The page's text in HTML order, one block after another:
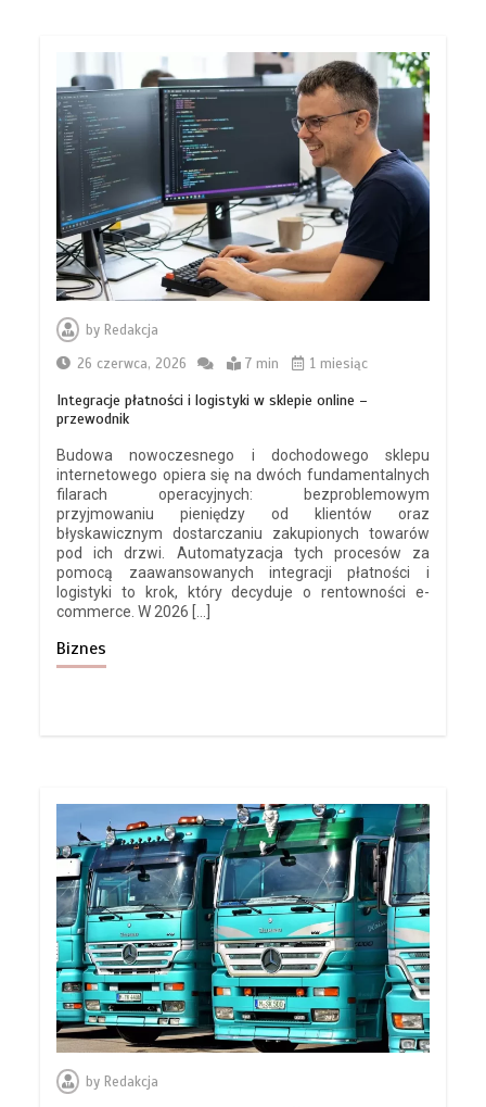
by Redakcja
26 czerwca, 2026
7 min 1 miesiąc
Integracje płatności i logistyki w sklepie online –
przewodnik
Budowa nowoczesnego i dochodowego sklepu
internetowego opiera się na dwóch fundamentalnych
filarach operacyjnych: bezproblemowym
przyjmowaniu pieniędzy od klientów oraz
błyskawicznym dostarczaniu zakupionych towarów
pod ich drzwi. Automatyzacja tych procesów za
pomocą zaawansowanych integracji płatności i
logistyki to krok, który decyduje o rentowności e-
commerce. W 2026 […]
Biznes
by Redakcja